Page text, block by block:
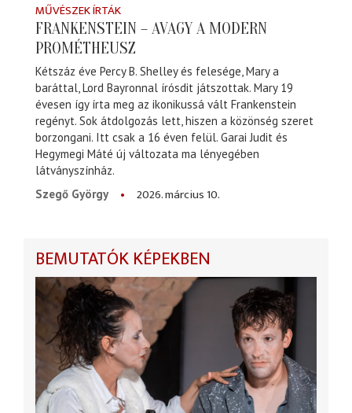
MŰVÉSZEK ÍRTÁK
FRANKENSTEIN – AVAGY A MODERN
PROMÉTHEUSZ
Kétszáz éve Percy B. Shelley és felesége, Mary a
baráttal, Lord Bayronnal írósdit játszottak. Mary 19
évesen így írta meg az ikonikussá vált Frankenstein
regényt. Sok átdolgozás lett, hiszen a közönség szeret
borzongani. Itt csak a 16 éven felül. Garai Judit és
Hegymegi Máté új változata ma lényegében
látványszínház.
Szegő György
2026. március 10.
BEMUTATÓK KÉPEKBEN